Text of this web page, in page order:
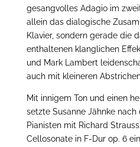
gesangvolles Adagio im
allein das dialogische
Klavier, sondern gerade die
enthaltenen klanglichen
und Mark Lambert
auch mit kleineren
Mit innigem Ton und einen
setzte Susanne Jähnke
Pianisten mit Richard Strauss
Cellosonate in F-Dur op. 6